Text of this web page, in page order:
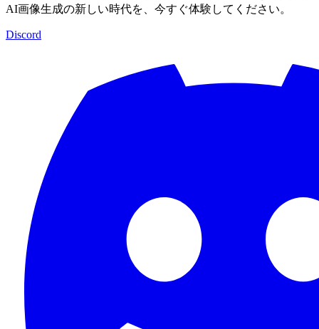
AI画像生成の新しい時代を、今すぐ体験してください。
Discord